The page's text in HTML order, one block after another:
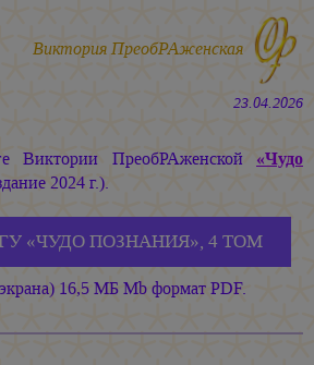
Виктория ПреобРАженская
23.04.2026
Виктории ПреобРАженской «Чудо
2024 г.).
«ЧУДО ПОЗНАНИЯ», 4 ТОМ
16,5 МБ Mb формат PDF.